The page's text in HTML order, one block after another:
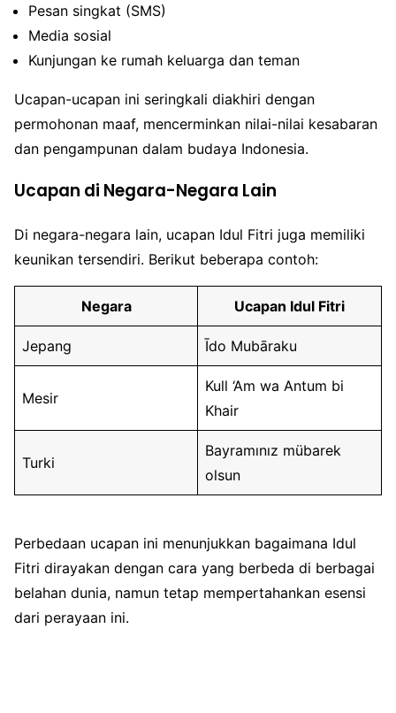
Pesan singkat (SMS)
Media sosial
Kunjungan ke rumah keluarga dan teman
Ucapan-ucapan ini seringkali diakhiri dengan
permohonan maaf, mencerminkan nilai-nilai kesabaran
dan pengampunan dalam budaya Indonesia.
Ucapan di Negara-Negara Lain
Di negara-negara lain, ucapan Idul Fitri juga memiliki
keunikan tersendiri. Berikut beberapa contoh:
Negara Ucapan Idul Fitri
Jepang Īdo Mubāraku
Mesir
Kull ‘Am wa Antum bi
Khair
Turki
Bayramınız mübarek
olsun
Perbedaan ucapan ini menunjukkan bagaimana Idul
Fitri dirayakan dengan cara yang berbeda di berbagai
belahan dunia, namun tetap mempertahankan esensi
dari perayaan ini.